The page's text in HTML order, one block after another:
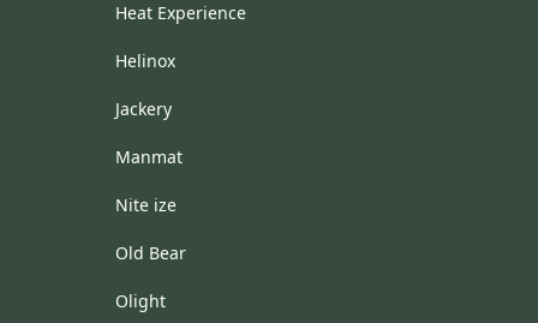
Heat Experience
Helinox
Jackery
Manmat
Nite ize
Old Bear
Olight